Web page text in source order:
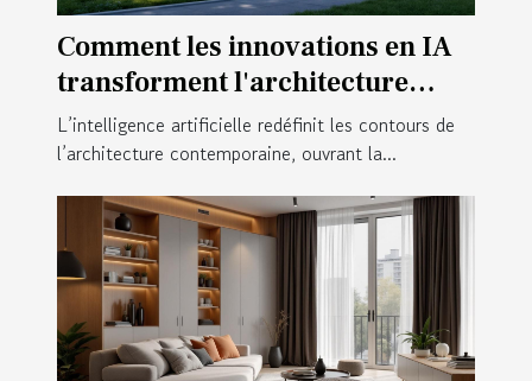
Comment les innovations en IA
transforment l'architecture
moderne ?
L’intelligence artificielle redéfinit les contours de
l’architecture contemporaine, ouvrant la...